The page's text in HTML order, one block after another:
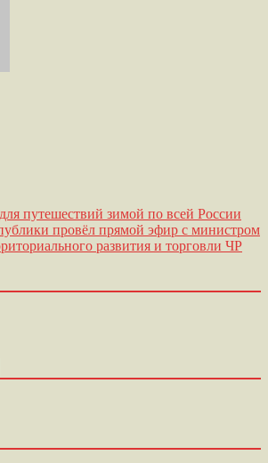
путешествий зимой по всей России
провёл прямой эфир с министром
развития и торговли ЧР